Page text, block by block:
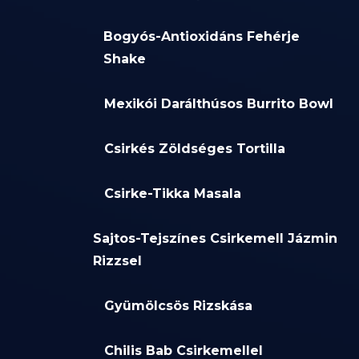
Bogyós-Antioxidáns Fehérje
Shake
Mexikói Darálthúsos Burrito Bowl
Csirkés Zöldséges Tortilla
Csirke-Tikka Masala
Sajtos-Tejszínes Csirkemell Jázmin
Rizzsel
Gyümölcsös Rizskása
Chilis Bab Csirkemellel